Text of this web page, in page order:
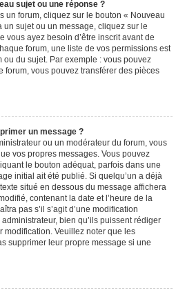
sujet ou une réponse ?
un forum, cliquez sur le bouton « Nouveau
sujet ou un message, cliquez sur le
vous ayez besoin d’être inscrit avant de
forum, une liste de vos permissions est
ou du sujet. Par exemple : vous pouvez
forum, vous pouvez transférer des pièces
un message ?
ou un modérateur du forum, vous
vos propres messages. Vous pouvez
le bouton adéquat, parfois dans une
initial ait été publié. Si quelqu’un a déjà
situé en dessous du message affichera
contenant la date et l’heure de la
pas s’il s’agit d’une modification
bien qu’ils puissent rédiger
modification. Veuillez noter que les
supprimer leur propre message si une